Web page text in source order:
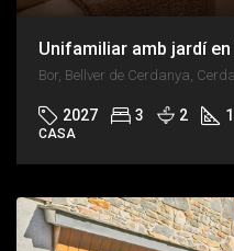
Unifamiliar amb jardí
2027 3 2
CASA